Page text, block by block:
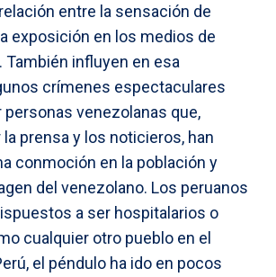
entre la sensación de
exposición en los medios de
influyen en esa
crímenes espectaculares
venezolanas que,
prensa y los noticieros, han
conmoción en la población y
del venezolano. Los peruanos
a ser hospitalarios o
cualquier otro pueblo en el
el péndulo ha ido en pocos